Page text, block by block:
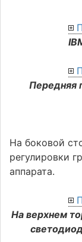
Передняя
На боковой
регулировки
аппарата.
На верхнем